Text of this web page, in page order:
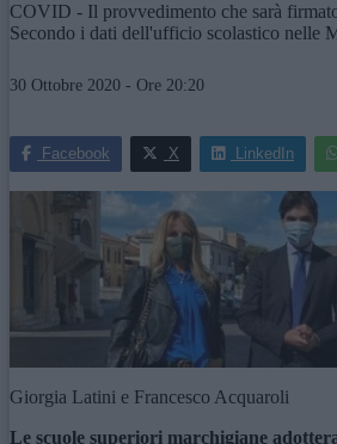
COVID - Il provvedimento che sarà
Secondo i dati dell'ufficio scolastico nelle
30 Ottobre 2020 - Ore 20:20
Facebook X LinkedIn
Giorgia Latini e Francesco Acquaroli
Le scuole superiori marchigiane